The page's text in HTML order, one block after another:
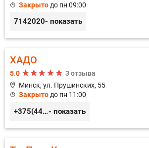
Закрыто до пн 09:00
7142020- показать
ХАДО
5.0
3 отзыва
Минск, ул. Прушинских, 55
Закрыто до пн 11:00
+375(44) 559-27-77- показать